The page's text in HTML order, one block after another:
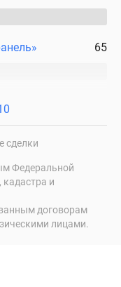
65
сделки
Федеральной
кадастра и
договорам
лицами.